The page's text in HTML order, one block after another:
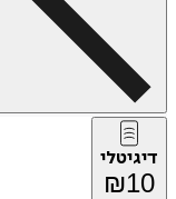
דיגיטלי
₪10